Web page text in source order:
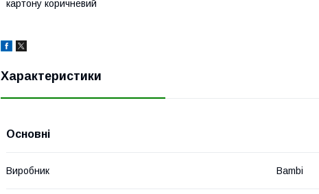
картону коричневий
Характеристики
Основні
Виробник Bambi